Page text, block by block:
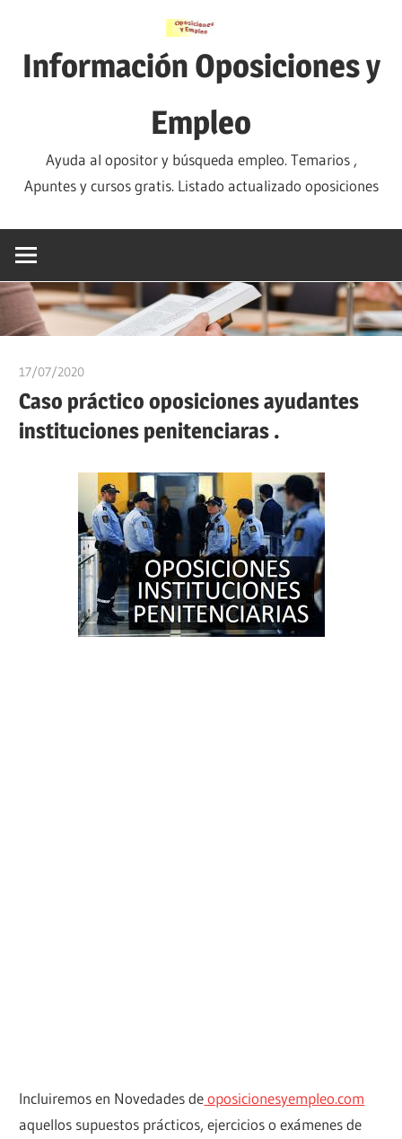
contenido
Información Oposiciones y
Empleo
Ayuda al opositor y búsqueda empleo. Temarios ,
Apuntes y cursos gratis. Listado actualizado oposiciones
17/07/2020
Caso práctico oposiciones ayudantes
instituciones penitenciaras .
Incluiremos en Novedades deoposicionesyempleo.com
aquellos supuestos prácticos, ejercicios o exámenes de